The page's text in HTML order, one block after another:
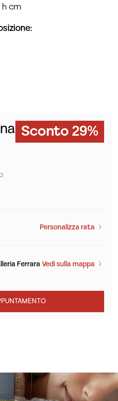
h cm
Sconto 29%
Personalizza rata
Ferrara Vedi sulla mappa